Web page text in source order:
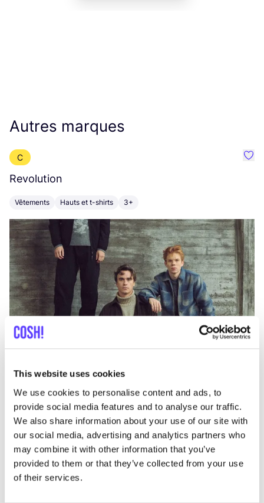
This website uses cookies
We use cookies to personalise content and ads, to
provide social media features and to analyse our traffic.
We also share information about your use of our site with
our social media, advertising and analytics partners who
may combine it with other information that you’ve
provided to them or that they’ve collected from your use
of their services.
Autres marques
C
Revolution
Vêtements Hauts et t-shirts 3+